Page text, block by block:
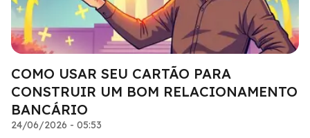
COMO USAR SEU CARTÃO PARA
CONSTRUIR UM BOM RELACIONAMENTO
BANCÁRIO
24/06/2026 - 05:53